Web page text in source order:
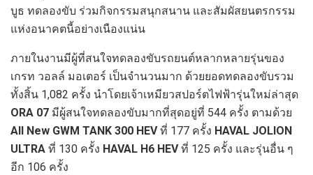
บูธ ทดลองขับ ร่วมกิจกรรมสนุกสนาน และสัมผัสยนตรกรรม
แห่งอนาคตนี้อย่างเนืองแน่น
ภายในงานมีผู้ที่สนใจทดลองขับรถยนต์หลากหลายรุ่นของ
เกรท วอลล์ มอเตอร์ เป็นจำนวนมาก ด้วยยอดทดลองขับรวม
ทั้งสิ้น 1,082 ครั้ง นำโดยเจ้าเหมียวสปอร์ตไฟฟ้ารุ่นใหม่ล่าสุด
ORA 07 มีผู้สนใจทดลองขับมากที่สุดอยู่ที่ 544 ครั้ง ตามด้วย
All New GWM TANK 300 HEVที่ 177 ครั้ง HAVAL JOLION
ULTRA ที่ 130 ครั้ง HAVAL H6 HEVที่ 125 ครั้ง และรุ่นอื่น ๆ
อีก 106 ครั้ง